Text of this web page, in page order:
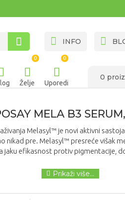
INFO
Želje
0
Uporedi
0
0
MELA B3
Melasyl™ je novi aktivni
nikad pre. Melasyl™ presreće višak
jaku efikasnost protiv pigmentacije,